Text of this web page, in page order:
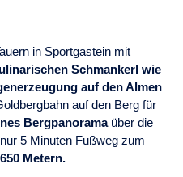
in Sportgastein mit
Schmankerl wie
auf den Almen
auf den Berg für
Bergpanoramaüber die
5 Minuten Fußweg zum
Metern.